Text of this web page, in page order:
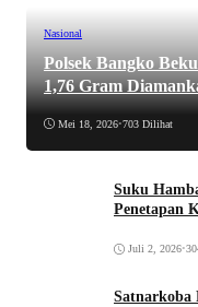
Nasional
Polsek Bangko
1,76 Gram
Mei 18, 2026•703 Dilihat
Suku
Penetapan
Juli 2, 2026•
Satnarkoba